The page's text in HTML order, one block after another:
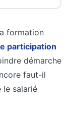
formation
participation
démarche
faut-il
le salarié